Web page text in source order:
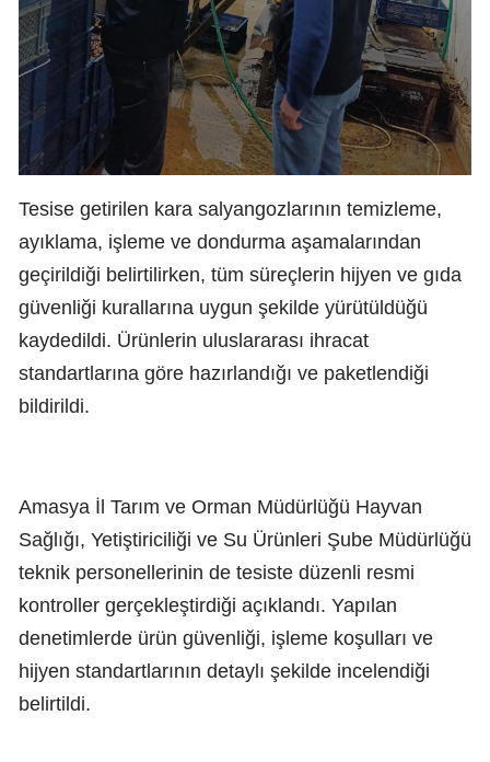
Tesise getirilen kara salyangozlarının temizleme,
ayıklama, işleme ve dondurma aşamalarından
geçirildiği belirtilirken, tüm süreçlerin hijyen ve gıda
güvenliği kurallarına uygun şekilde yürütüldüğü
kaydedildi. Ürünlerin uluslararası ihracat
standartlarına göre hazırlandığı ve paketlendiği
bildirildi.
Amasya İl Tarım ve Orman Müdürlüğü Hayvan
Sağlığı, Yetiştiriciliği ve Su Ürünleri Şube Müdürlüğü
teknik personellerinin de tesiste düzenli resmi
kontroller gerçekleştirdiği açıklandı. Yapılan
denetimlerde ürün güvenliği, işleme koşulları ve
hijyen standartlarının detaylı şekilde incelendiği
belirtildi.